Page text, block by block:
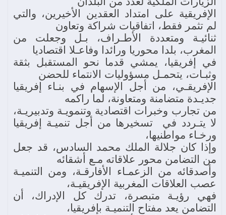
الإفريقية على امتداد العقدين الأخيرين، والتي
لم تثمر فقط، اتفاقيات شراكة وتعاون
ثنائيـة ومتعددة الأطـراف، بـل وجعلت من
المغرب، بلدا محوريا ورائدا وفاعـلا اقتصاديا
في إفريقيا، يمشي قدما نحو المستقبل بثقة
وثبـات، يتحمـل مسؤوليات الانتماء للحضن
الإفريقـي، من أجل الإسهام في بنـاء إفريقيا
جديـدة متضامنة ومتعاونة، لما راكمه
من تجارب وخبرات اقتصادية وتنمويـة وتدبيريـة،
لا يتـردد في تسخيرها من أجل تنميـة إفريقيا
ورخـاء مواطنيها،
وإذا كان جلالة الملك محمد السادس، قد جعل
من التضامن محور علاقاته مـع أشقائه
وأصدقائه من الزعمـاء الأفارقـة، ومن التنميـة
عصب العلاقات المغربية الإفريقيـة،
فهي رؤيـة متبصرة، تدرك كل الإدراك، أن
التضامن يعد مفتاح التنميـة بإفريقيا،